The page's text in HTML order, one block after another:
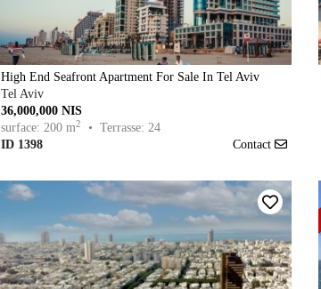
High End Seafront Apartment For Sale In Tel Aviv
Tel Aviv
36,000,000 NIS
surface: 200 m2
• Terrasse: 24
ID 1398
Contact